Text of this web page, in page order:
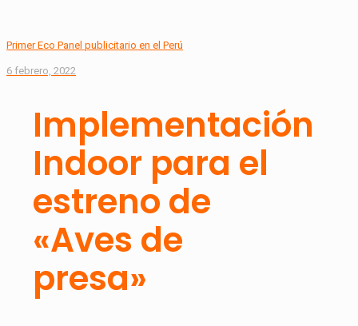
Primer Eco Panel publicitario en el Perú
6 febrero, 2022
Implementación
Indoor para el
estreno de
«Aves de
presa»